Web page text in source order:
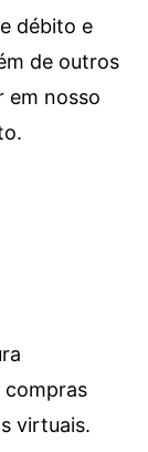
débito e
de outros
em nosso
compras
virtuais.